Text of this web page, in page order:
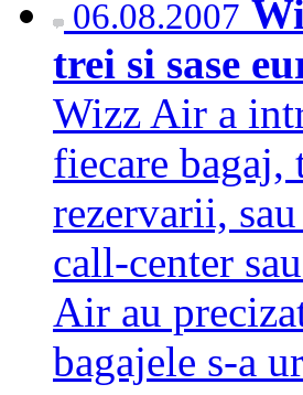
06.08.2007
trei si sase
Wizz Air a
fiecare
rezervarii,
call-center
Air au
bagajele s-a